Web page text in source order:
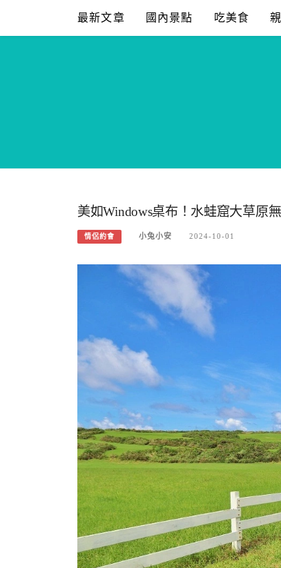
content
最新文章 國內景點 吃美食
美如Windows桌布！水蛙窟大草原
情侶約會 小兔小安 2024-10-01